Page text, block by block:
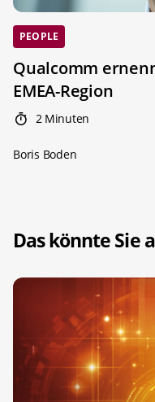
PEOPLE
Qualcomm
EMEA-Region
2 Minuten
Boris Boden
Das könnte Sie